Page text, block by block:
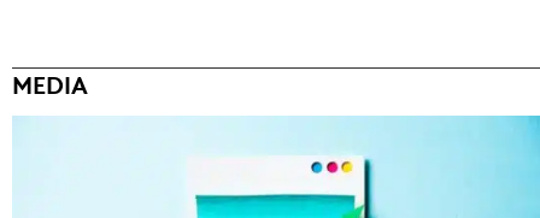
MEDIA